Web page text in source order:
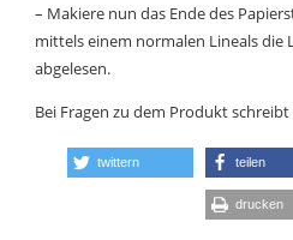
– Makiere nun das Ende des
mittels einem normalen Lineals die
abgelesen.
Bei Fragen zu dem Produkt
twittern teilen
drucken